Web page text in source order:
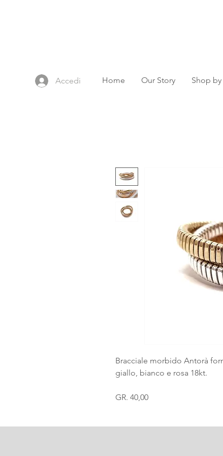
Accedi Home Our Story Shop
Bracciale morbido Antorà
giallo, bianco e rosa 18kt.
GR. 40,00